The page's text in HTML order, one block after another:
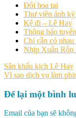
Đôi hoa tai
Thư viện ảnh
Kệ đi – Lê Hay
Thông báo
Chỉ cần có nhau
Nhịp Xuân Rộn
Điều
hướng
bài
viết
Sân khấu kịch Lê Hay
Vì sao dịch vụ làm
Để lại một bình
Email của bạn sẽ